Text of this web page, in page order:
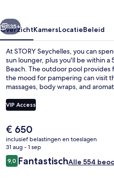
Volgende
135+
OverzichtKamersLocatieBeleid
At STORY Seychelles, you can
sun lounger, plus you'll be within a
Beach. The outdoor pool
the mood for pampering can visit
massages, body wraps, and
breakfast and dinner. A free kid's
fitness center are other highlights
VIP Access
De
huidige
prijs
is
€ 650
€ 650
inclusief belastingen en toeslagen
31 aug - 1 sep
Beoordelingen
9,09,0 op 10 –
FantastischAlle 554